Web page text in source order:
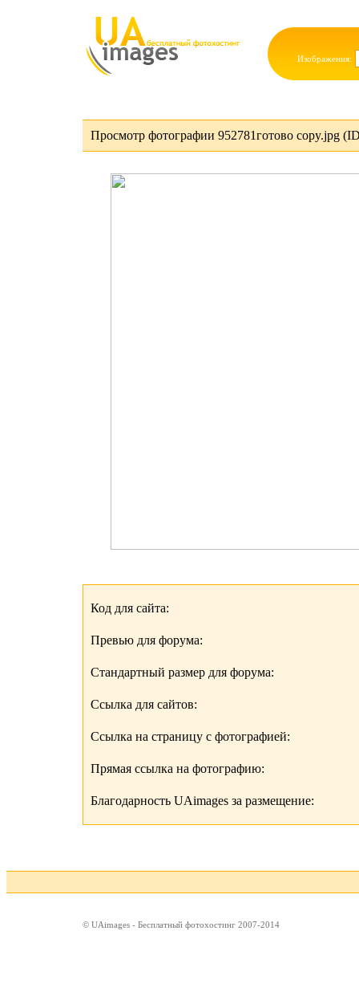
Изображения:
Просмотр фотографии 952781готово copy.jpg
Код для сайта:
Превью для форума:
Стандартный размер для форума:
Ссылка для сайтов:
Ссылка на страницу с фотографией:
Прямая ссылка на фотографию:
Благодарность UAimages за размещение:
© UAimages - Бесплатный фотохостинг 2007-2014